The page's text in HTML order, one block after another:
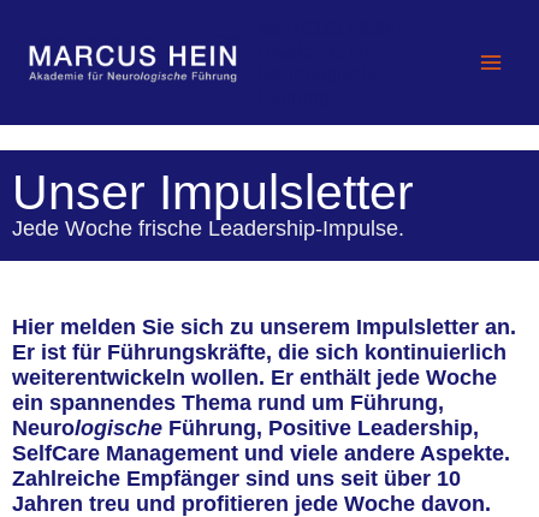
springen
Unser Impulsletter
Jede Woche frische Leadership-Impulse.
Hier melden Sie sich zu unserem Impulsletter an.
Er ist für Führungskräfte, die sich kontinuierlich
weiterentwickeln wollen. Er enthält jede Woche
ein spannendes Thema rund um Führung,
Neurologische Führung, Positive Leadership,
SelfCare Management und viele andere Aspekte.
Zahlreiche Empfänger sind uns seit über 10
Jahren treu und profitieren jede Woche davon.